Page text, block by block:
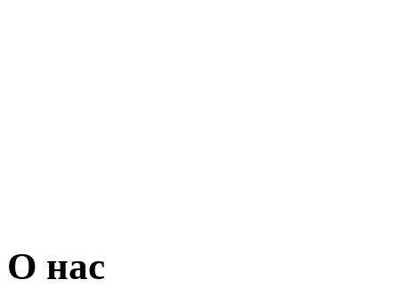
О нас